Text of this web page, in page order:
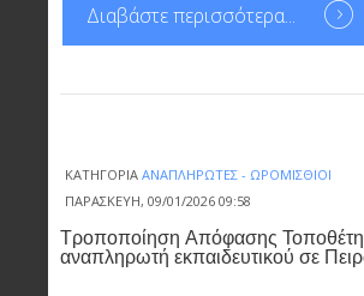
Διαβάστε περισσότερα...
ΚΑΤΗΓΟΡΊΑ ΑΝΑΠΛΗΡΩΤΈΣ - ΩΡΟΜΊΣΘΙΟΙ
ΠΑΡΑΣΚΕΥΉ, 09/01/2026 09:58
Τροποποίηση Απόφασης
αναπληρωτή εκπαιδευτικού σε